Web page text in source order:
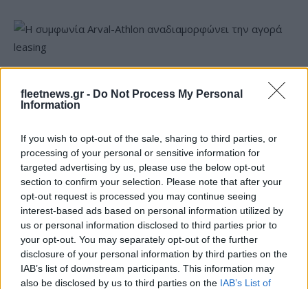
fleetnews.gr - Do Not Process My Personal
Information
If you wish to opt-out of the sale, sharing to third parties, or
processing of your personal or sensitive information for
targeted advertising by us, please use the below opt-out
section to confirm your selection. Please note that after your
opt-out request is processed you may continue seeing
interest-based ads based on personal information utilized by
us or personal information disclosed to third parties prior to
your opt-out. You may separately opt-out of the further
disclosure of your personal information by third parties on the
IAB’s list of downstream participants. This information may
also be disclosed by us to third parties on the IAB’s List of
Η συμφωνία Arval-Athlon αναδιαμορφώνει την αγορά leasing
VW: Η δύσκολη εξίσωση
της αναδιάρθρωσης
Alpha Bank: Για πρώτη φορά
το Αρχαίο Θέατρο
Επιδαύρου άνοιξε τις πύλες
του σε όλους